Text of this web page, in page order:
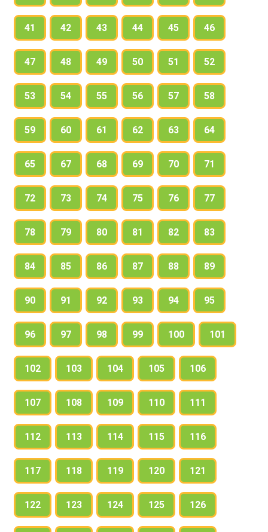
41 42 43 44 45 46
47 48 49 50 51 52
53 54 55 56 57 58
59 60 61 62 63 64
65 67 68 69 70 71
72 73 74 75 76 77
78 79 80 81 82 83
84 85 86 87 88 89
90 91 92 93 94 95
96 97 98 99 100 101
102 103 104 105 106
107 108 109 110 111
112 113 114 115 116
117 118 119 120 121
122 123 124 125 126